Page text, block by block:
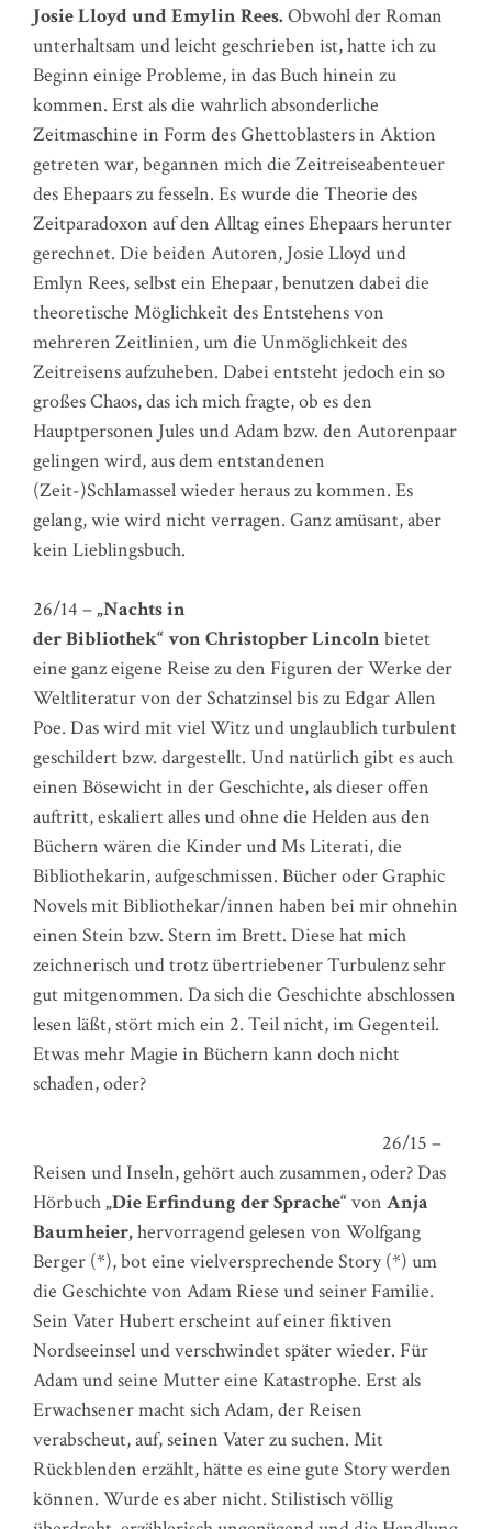
Josie Lloyd und Emylin Rees. Obwohl der Roman
unterhaltsam und leicht geschrieben ist, hatte ich zu
Beginn einige Probleme, in das Buch hinein zu
kommen. Erst als die wahrlich absonderliche
Zeitmaschine in Form des Ghettoblasters in Aktion
getreten war, begannen mich die Zeitreiseabenteuer
des Ehepaars zu fesseln. Es wurde die Theorie des
Zeitparadoxon auf den Alltag eines Ehepaars herunter
gerechnet. Die beiden Autoren, Josie Lloyd und
Emlyn Rees, selbst ein Ehepaar, benutzen dabei die
theoretische Möglichkeit des Entstehens von
mehreren Zeitlinien, um die Unmöglichkeit des
Zeitreisens aufzuheben. Dabei entsteht jedoch ein so
großes Chaos, das ich mich fragte, ob es den
Hauptpersonen Jules und Adam bzw. den Autorenpaar
gelingen wird, aus dem entstandenen
(Zeit-)Schlamassel wieder heraus zu kommen. Es
gelang, wie wird nicht verragen. Ganz amüsant, aber
kein Lieblingsbuch.
26/14 –„Nachts in
der Bibliothek“ von Christopber Lincolnbietet
eine ganz eigene Reise zu den Figuren der Werke der
Weltliteratur von der Schatzinsel bis zu Edgar Allen
Poe. Das wird mit viel Witz und unglaublich turbulent
geschildert bzw. dargestellt. Und natürlich gibt es auch
einen Bösewicht in der Geschichte, als dieser offen
auftritt, eskaliert alles und ohne die Helden aus den
Büchern wären die Kinder und Ms Literati, die
Bibliothekarin, aufgeschmissen. Bücher oder Graphic
Novels mit Bibliothekar/innen haben bei mir ohnehin
einen Stein bzw. Stern im Brett. Diese hat mich
zeichnerisch und trotz übertriebener Turbulenz sehr
gut mitgenommen. Da sich die Geschichte abschlossen
lesen läßt, stört mich ein 2. Teil nicht, im Gegenteil.
Etwas mehr Magie in Büchern kann doch nicht
schaden, oder?
26/15 –
Reisen und Inseln, gehört auch zusammen, oder? Das
Hörbuch„Die Erfindung der Sprache“ von Anja
Baumheier,hervorragend gelesen von Wolfgang
Berger (*), bot eine vielversprechende Story (*) um
die Geschichte von Adam Riese und seiner Familie.
Sein Vater Hubert erscheint auf einer fiktiven
Nordseeinsel und verschwindet später wieder. Für
Adam und seine Mutter eine Katastrophe. Erst als
Erwachsener macht sich Adam, der Reisen
verabscheut, auf, seinen Vater zu suchen. Mit
Rückblenden erzählt, hätte es eine gute Story werden
können. Wurde es aber nicht. Stilistisch völlig